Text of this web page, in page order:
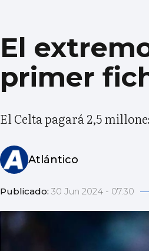
El
primer
El Celta pagará 2,5
Atlántico
Publicado: 30 Jun 2024 - 07:30 —